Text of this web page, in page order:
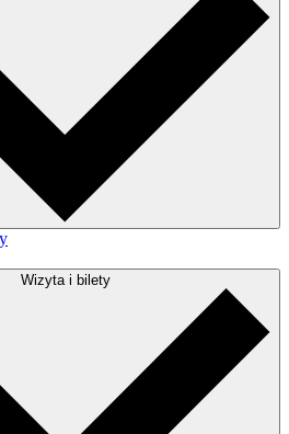
Wizyta i bilety